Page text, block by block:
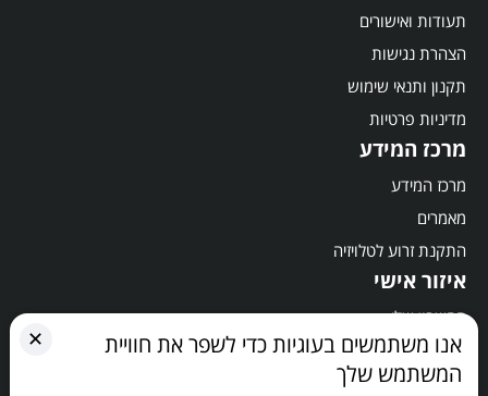
תעודות ואישורים
הצהרת נגישות
תקנון ותנאי שימוש
מדיניות פרטיות
מרכז המידע
מרכז המידע
מאמרים
התקנת זרוע לטלויזיה
איזור אישי
החשבון שלי
סל קניות
תשלום
✕
אנו משתמשים בעוגיות כדי לשפר את חוויית
המשתמש שלך